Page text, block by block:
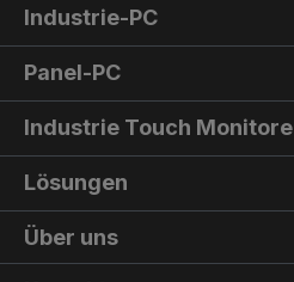
Industrie-PC
Panel-PC
Industrie Touch Monitore
Lösungen
Über uns